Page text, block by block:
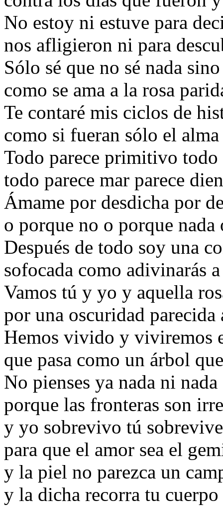
No estoy ni estuve para
nos afligieron ni para
Sólo sé que no sé nada
como se ama a la rosa
Te contaré mis ciclos de
como si fueran sólo el
Todo parece primitivo todo
todo parece mar parece
Ámame por desdicha por
o porque no o porque
Después de todo soy una
sofocada como adivinarás
Vamos tú y yo y aquella
por una oscuridad
Hemos vivido y viviremos
que pasa como un árbol
No pienses ya nada ni nada
porque las fronteras son
y yo sobrevivo tú
para que el amor sea el
y la piel no parezca un
y la dicha recorra tu